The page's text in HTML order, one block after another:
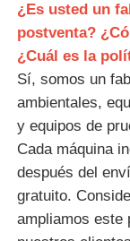
¿Es usted un
postventa?
¿Cuál es la
Sí, somos un
ambientales,
y equipos de
Cada máquina
después del
gratuito.
ampliamos este